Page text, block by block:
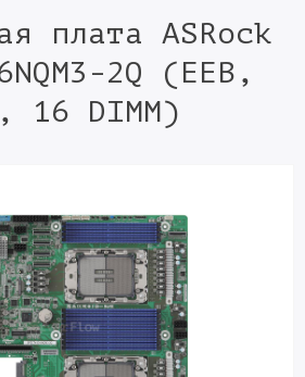
плата ASRock
2Q (EEB,
16 DIMM)